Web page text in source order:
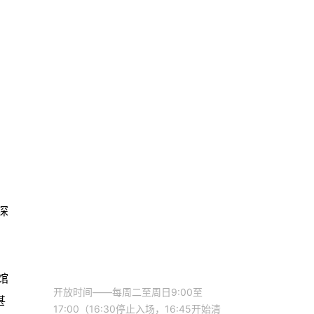
开放时间——每周二至周日9:00至
17:00（16:30停止入场，16:45开始清